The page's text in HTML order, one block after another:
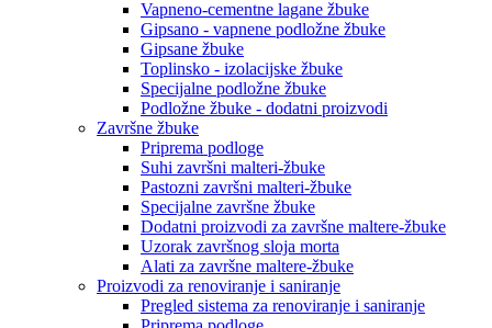
Vapneno-cementne lagane žbuke
Gipsano - vapnene podložne žbuke
Gipsane žbuke
Toplinsko - izolacijske žbuke
Specijalne podložne žbuke
Podložne žbuke - dodatni proizvodi
Završne žbuke
Priprema podloge
Suhi završni malteri-žbuke
Pastozni završni malteri-žbuke
Specijalne završne žbuke
Dodatni proizvodi za završne maltere-žbuke
Uzorak završnog sloja morta
Alati za završne maltere-žbuke
Proizvodi za renoviranje i saniranje
Pregled sistema za renoviranje i saniranje